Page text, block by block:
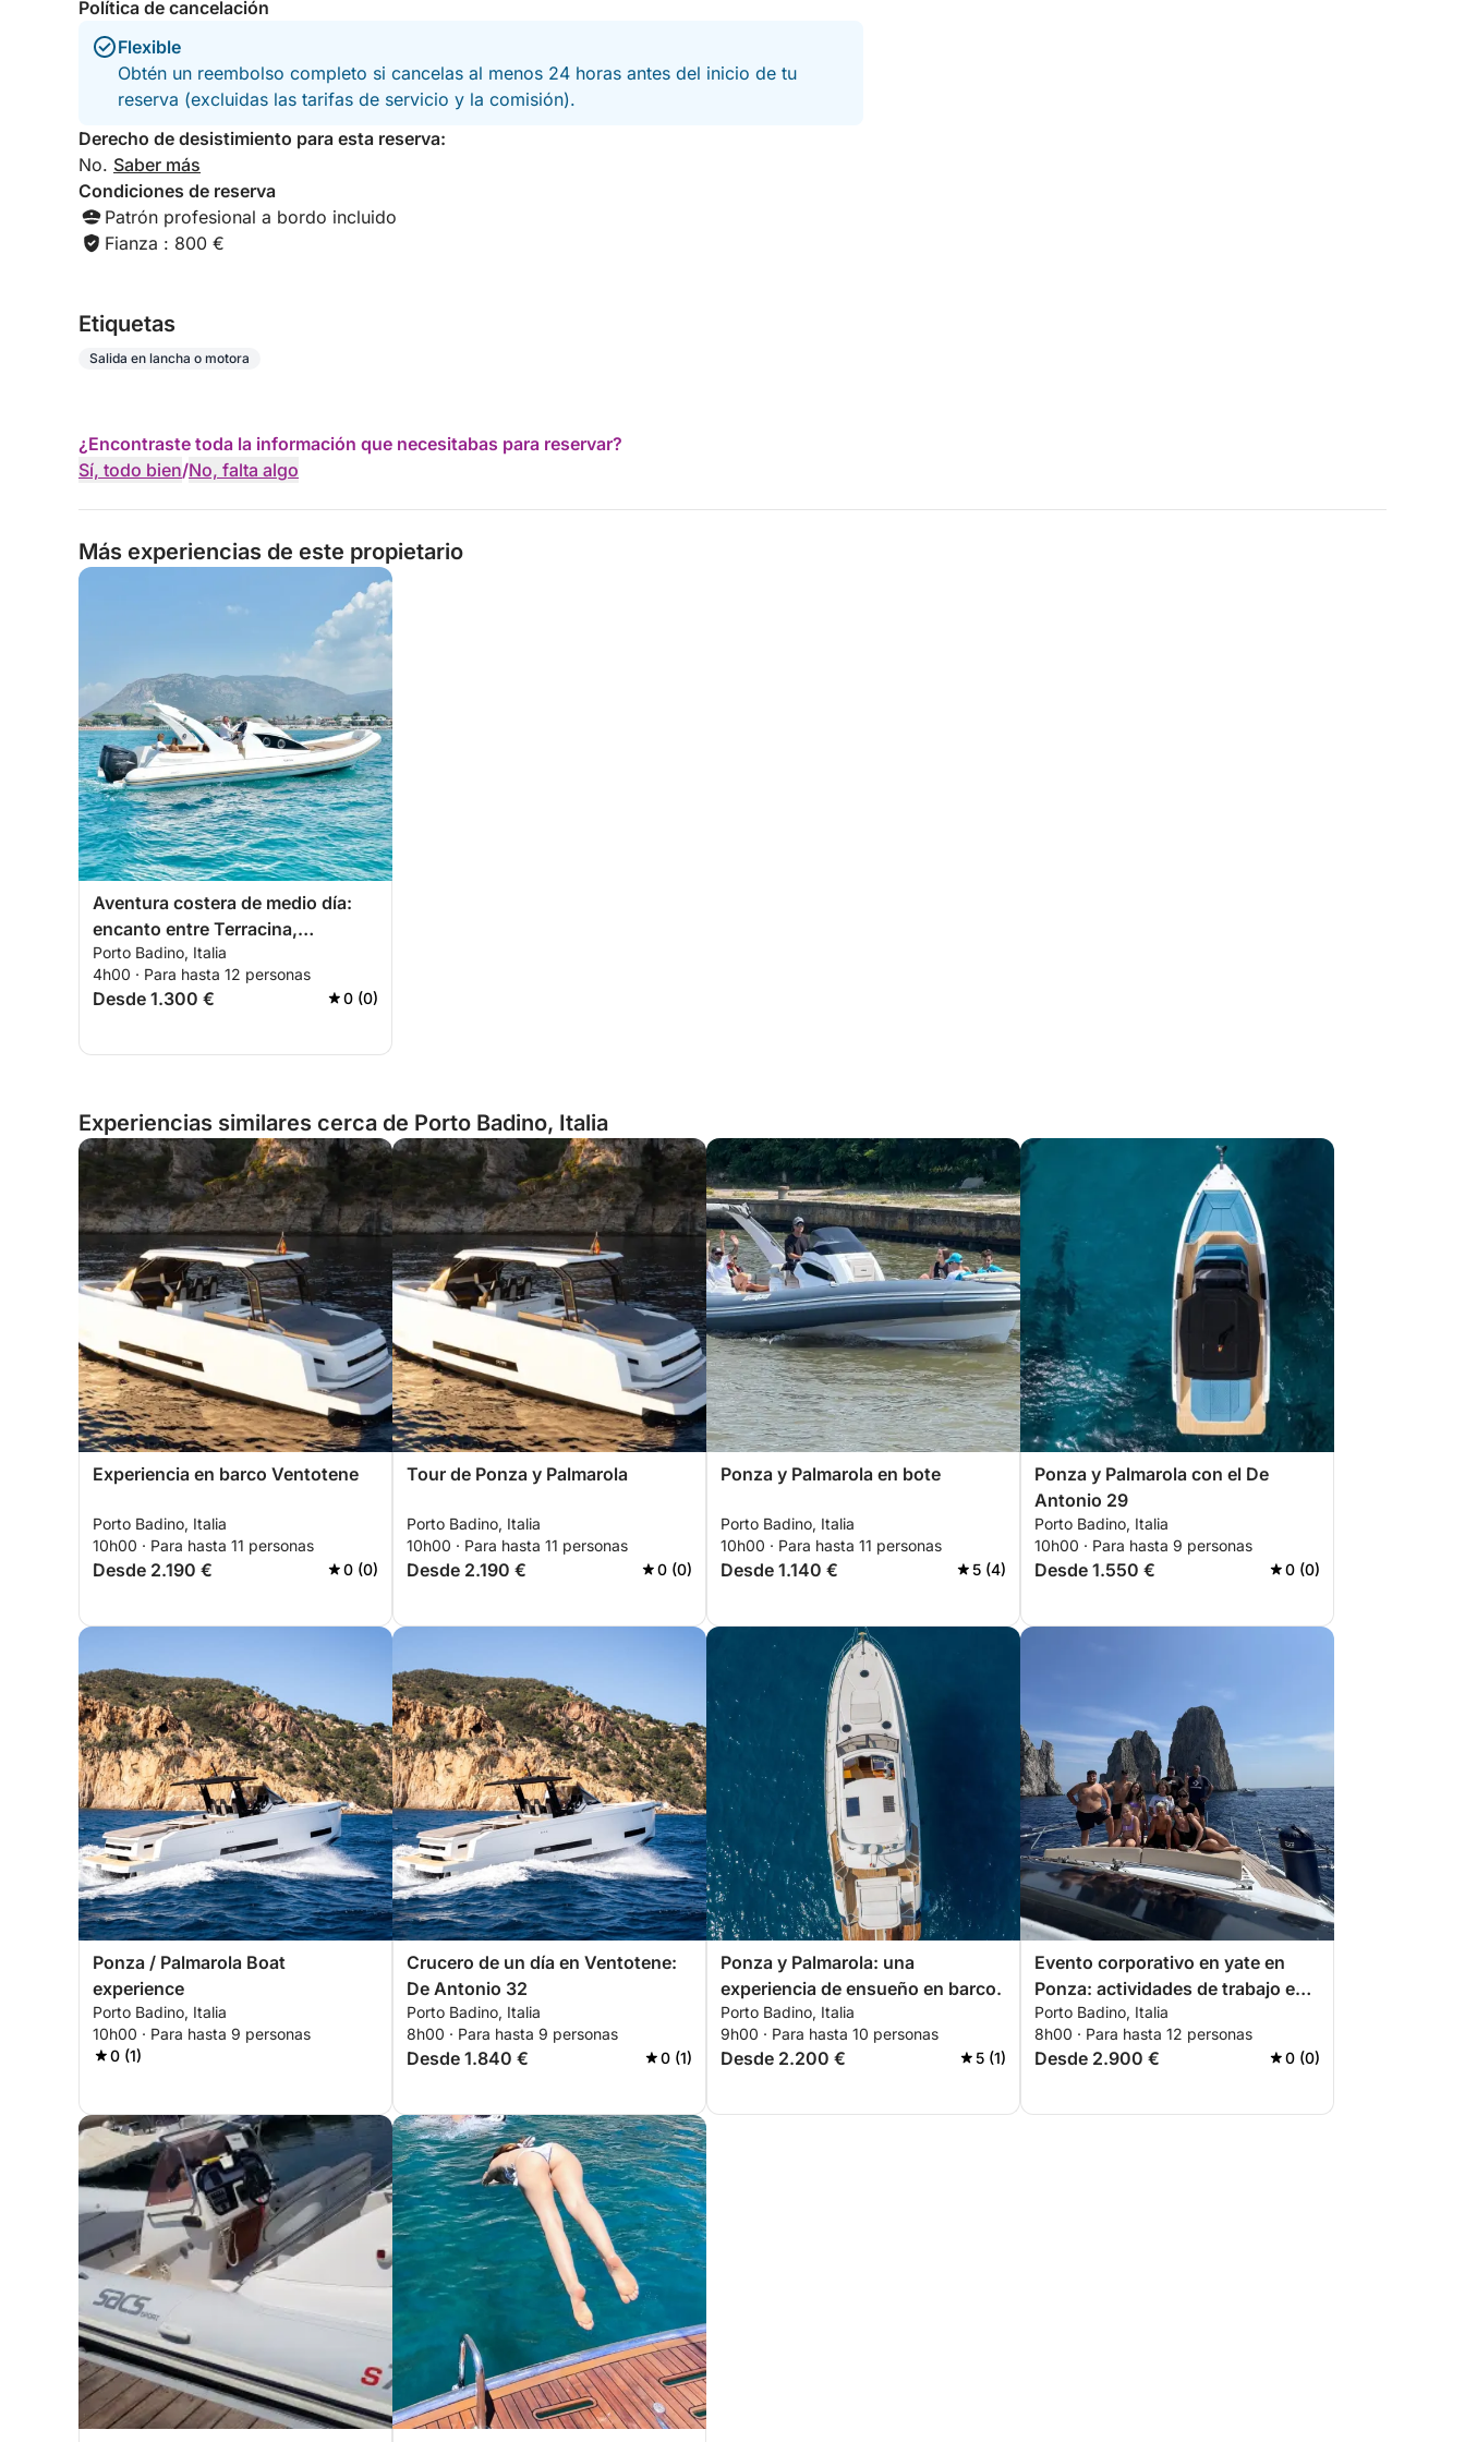
Política de cancelación
Flexible
Obtén un reembolso completo si cancelas al menos 24 horas antes del inicio de tu
reserva (excluidas las tarifas de servicio y la comisión).
Derecho de desistimiento para esta reserva:
No. Saber más
Condiciones de reserva
Patrón profesional a bordo incluido
Fianza : 800 €
Etiquetas
Salida en lancha o motora
¿Encontraste toda la información que necesitabas para reservar?
Sí, todo bien/No, falta algo
Más experiencias de este propietario
Aventura costera de medio día:
encanto entre Terracina,
Sperlonga y San Felice
Porto Badino, Italia
4h00 · Para hasta 12 personas
Desde 1.300 € 0 (0)
Experiencias similares cerca de Porto Badino, Italia
Experiencia en barco Ventotene
Porto Badino, Italia
10h00 · Para hasta 11 personas
Desde 2.190 € 0 (0)
Tour de Ponza y Palmarola
Porto Badino, Italia
10h00 · Para hasta 11 personas
Desde 2.190 € 0 (0)
Ponza y Palmarola en bote
Porto Badino, Italia
10h00 · Para hasta 11 personas
Desde 1.140 € 5 (4)
Ponza y Palmarola con el De
Antonio 29
Porto Badino, Italia
10h00 · Para hasta 9 personas
Desde 1.550 € 0 (0)
Ponza / Palmarola Boat
experience
Porto Badino, Italia
10h00 · Para hasta 9 personas
0 (1)
Crucero de un día en Ventotene:
De Antonio 32
Porto Badino, Italia
8h00 · Para hasta 9 personas
Desde 1.840 € 0 (1)
Ponza y Palmarola: una
experiencia de ensueño en barco.
Porto Badino, Italia
9h00 · Para hasta 10 personas
Desde 2.200 € 5 (1)
Evento corporativo en yate en
Ponza: actividades de trabajo en
equipo y relax de lujo.
Porto Badino, Italia
8h00 · Para hasta 12 personas
Desde 2.900 € 0 (0)